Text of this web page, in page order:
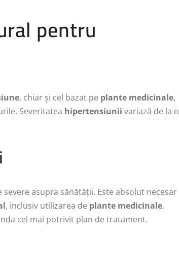
pentru
, chiar și cel bazat pe plante medicinale,
Severitatea hipertensiunii variază de la o
asupra sănătății. Este absolut necesar
, inclusiv utilizarea de plante medicinale.
cel mai potrivit plan de tratament.